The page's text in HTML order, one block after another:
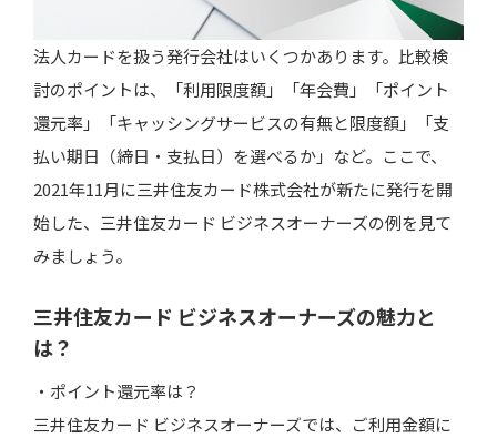
法人カードを扱う発行会社はいくつかあります。比較検
討のポイントは、「利用限度額」「年会費」「ポイント
還元率」「キャッシングサービスの有無と限度額」「支
払い期日（締日・支払日）を選べるか」など。ここで、
2021年11月に三井住友カード株式会社が新たに発行を開
始した、三井住友カード ビジネスオーナーズの例を見て
みましょう。
三井住友カード ビジネスオーナーズの魅力と
は？
・ポイント還元率は？
三井住友カード ビジネスオーナーズでは、ご利用金額に